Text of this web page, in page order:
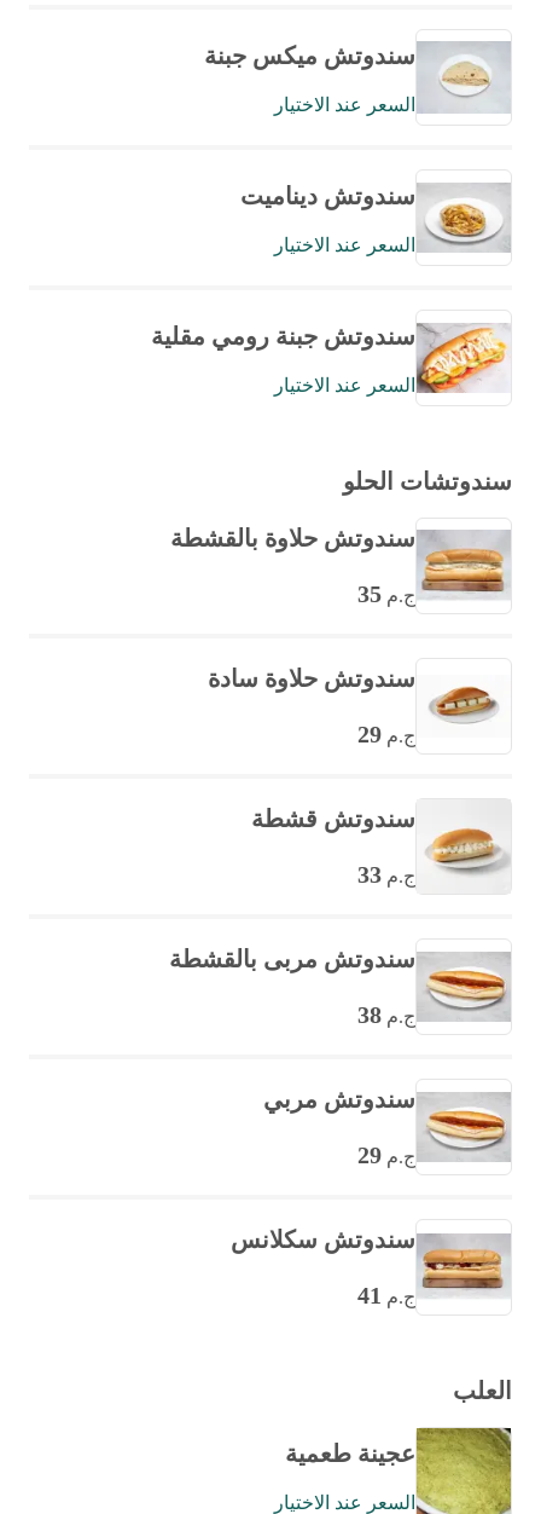
سندوتش ميكس جبنة
السعر عند الاختيار
سندوتش ديناميت
السعر عند الاختيار
سندوتش جبنة رومي مقلية
السعر عند الاختيار
سندوتشات الحلو
سندوتش حلاوة بالقشطة
ج.م 35
سندوتش حلاوة سادة
ج.م 29
سندوتش قشطة
ج.م 33
سندوتش مربى بالقشطة
ج.م 38
سندوتش مربي
ج.م 29
سندوتش سكلانس
ج.م 41
العلب
عجينة طعمية
السعر عند الاختيار